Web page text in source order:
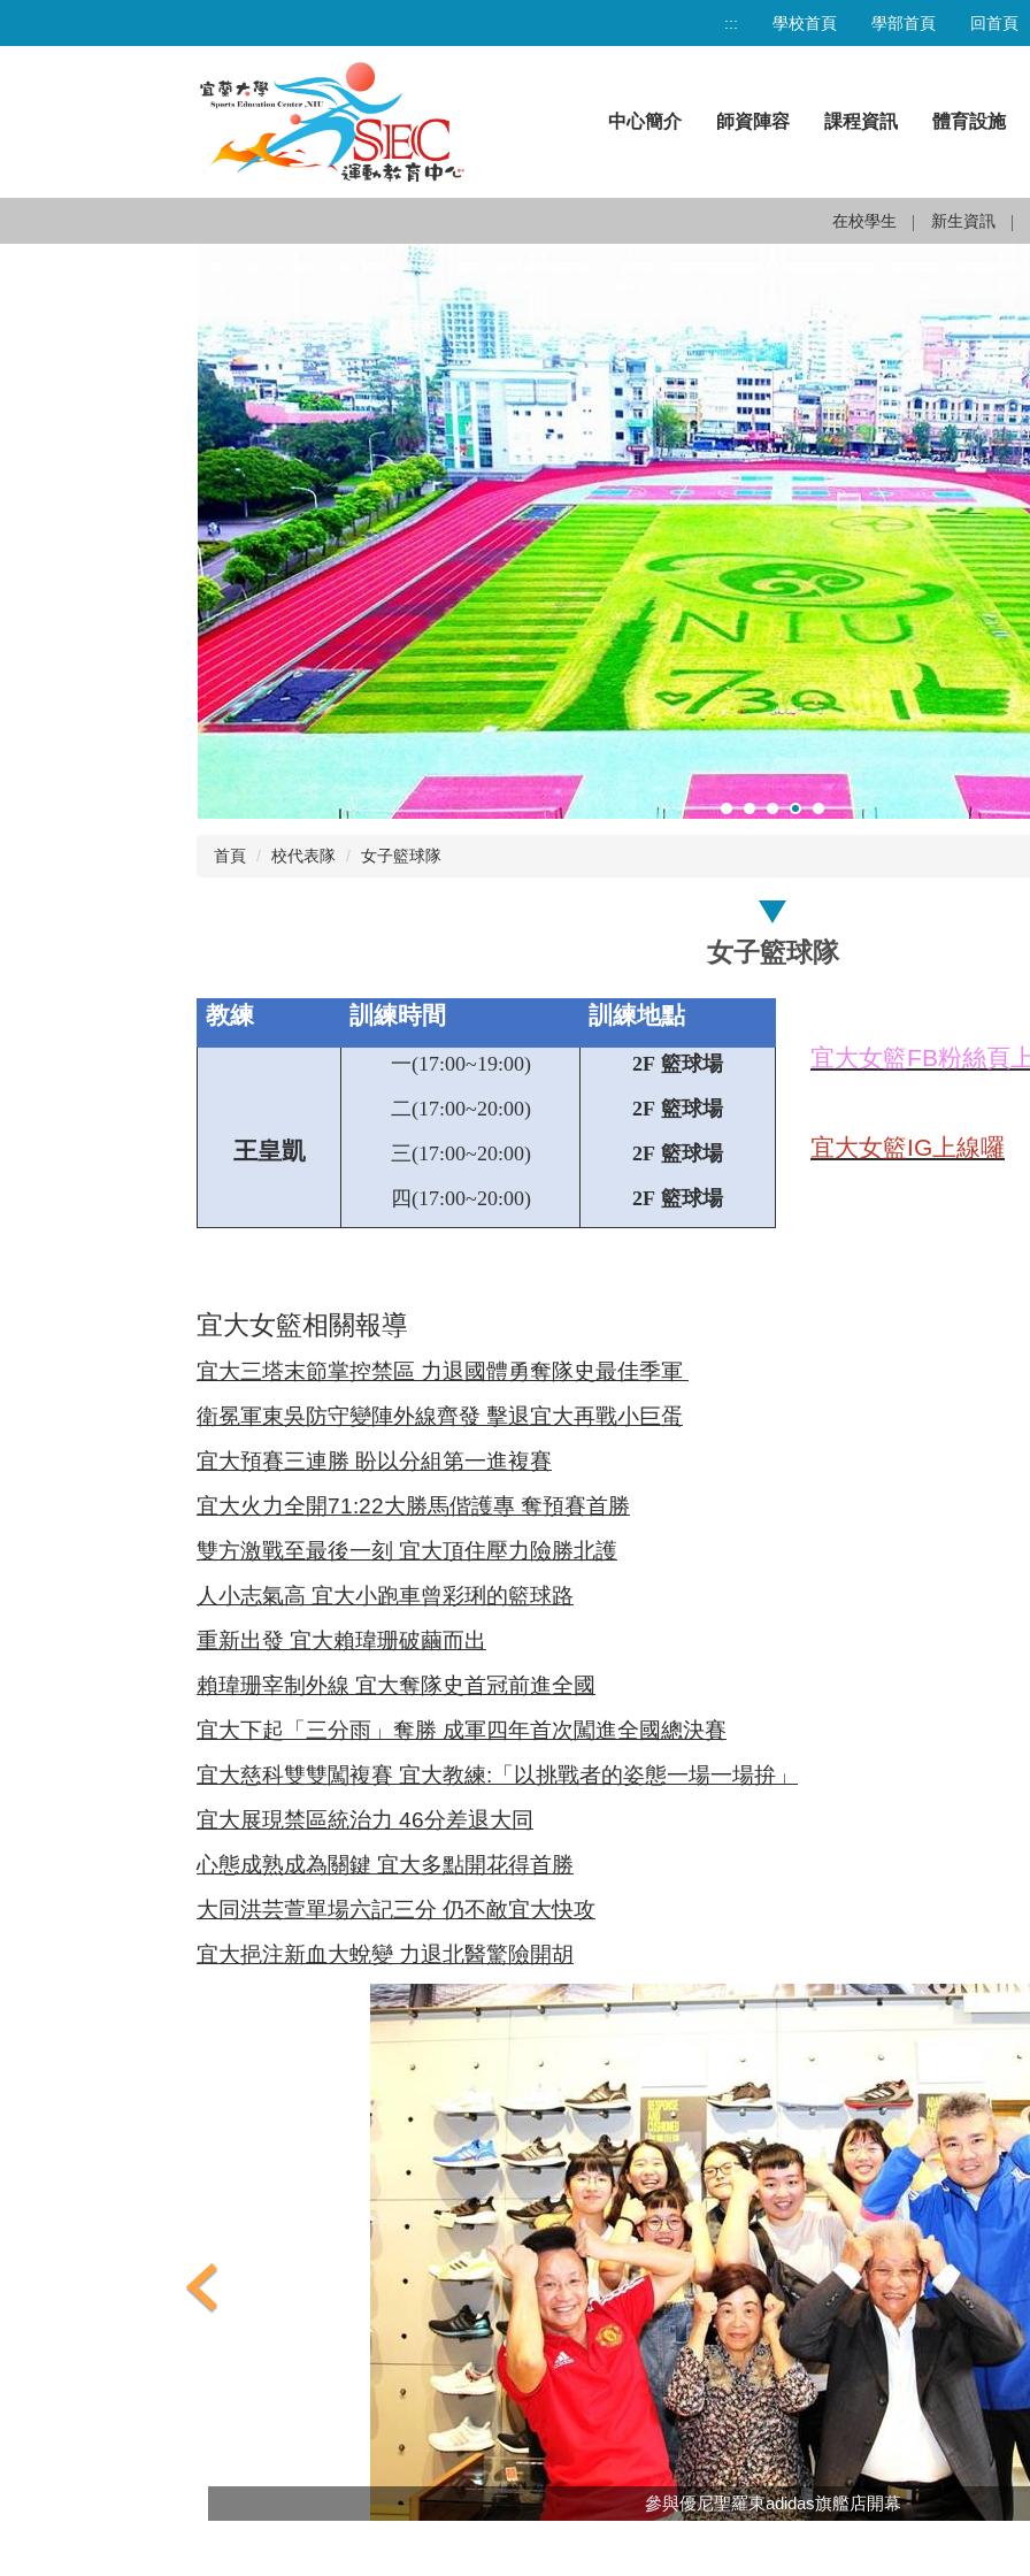
::: 學校首頁 學部首頁 回首頁
中心簡介 師資陣容 課程資訊 體育設施
在校學生 新生資訊
首頁 校代表隊 女子籃球隊
女子籃球隊
教練 訓練時間 訓練地點
王皇凱
一(17:00~19:00​)
二(17:00~20:00​)
三(17:00~20:00)
四(17:00~20:00​)
2F 籃球場
2F 籃球場
2F 籃球場
2F 籃球場
宜大女籃FB粉絲頁
宜大女籃IG上線囉
宜大女籃相關報導
宜大三塔末節掌控禁區 力退國體勇奪隊史最佳季軍
衛冕軍東吳防守變陣外線齊發 擊退宜大再戰小巨蛋
宜大預賽三連勝 盼以分組第一進複賽
宜大火力全開71:22大勝馬偕護專 奪預賽首勝
雙方激戰至最後一刻 宜大頂住壓力險勝北護
人小志氣高 宜大小跑車曾彩琍的籃球路
重新出發 宜大賴瑋珊破繭而出
賴瑋珊宰制外線 宜大奪隊史首冠前進全國
宜大下起「三分雨」奪勝 成軍四年首次闖進全國總決賽
宜大慈科雙雙闖複賽 宜大教練:「以挑戰者的姿態一場一場拚」
宜大展現禁區統治力 46分差退大同
心態成熟成為關鍵 宜大多點開花得首勝
大同洪芸萱單場六記三分 仍不敵宜大快攻
宜大挹注新血大蛻變 力退北醫驚險開胡
參與優尼聖羅東adidas旗艦店開幕